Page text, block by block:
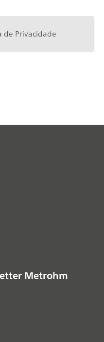
de Privacidade
Metrohm